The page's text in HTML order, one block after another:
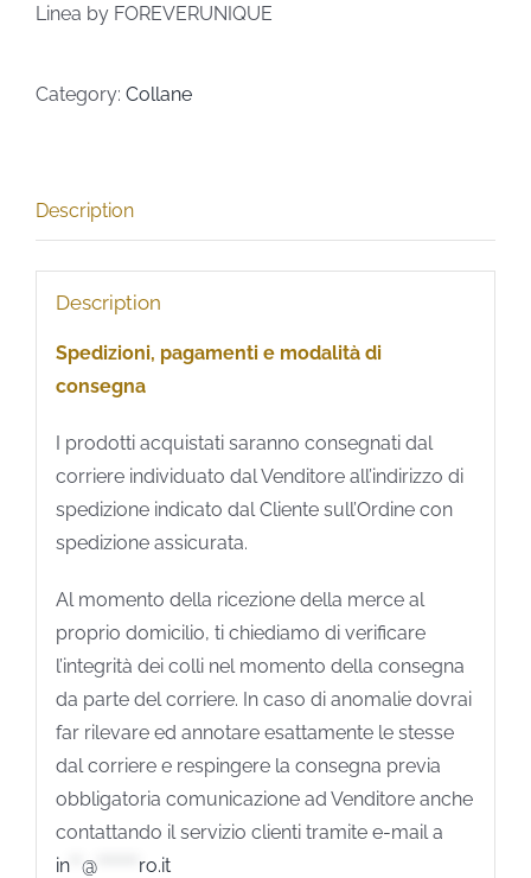
Linea by FOREVERUNIQUE
Category: Collane
Description
Description
Spedizioni, pagamenti e modalità di
consegna
I prodotti acquistati saranno consegnati dal
corriere individuato dal Venditore all’indirizzo di
spedizione indicato dal Cliente sull’Ordine con
spedizione assicurata.
Al momento della ricezione della merce al
proprio domicilio, ti chiediamo di verificare
l’integrità dei colli nel momento della consegna
da parte del corriere. In caso di anomalie dovrai
far rilevare ed annotare esattamente le stesse
dal corriere e respingere la consegna previa
obbligatoria comunicazione ad Venditore anche
contattando il servizio clienti tramite e-mail a
in** @******* ro.it